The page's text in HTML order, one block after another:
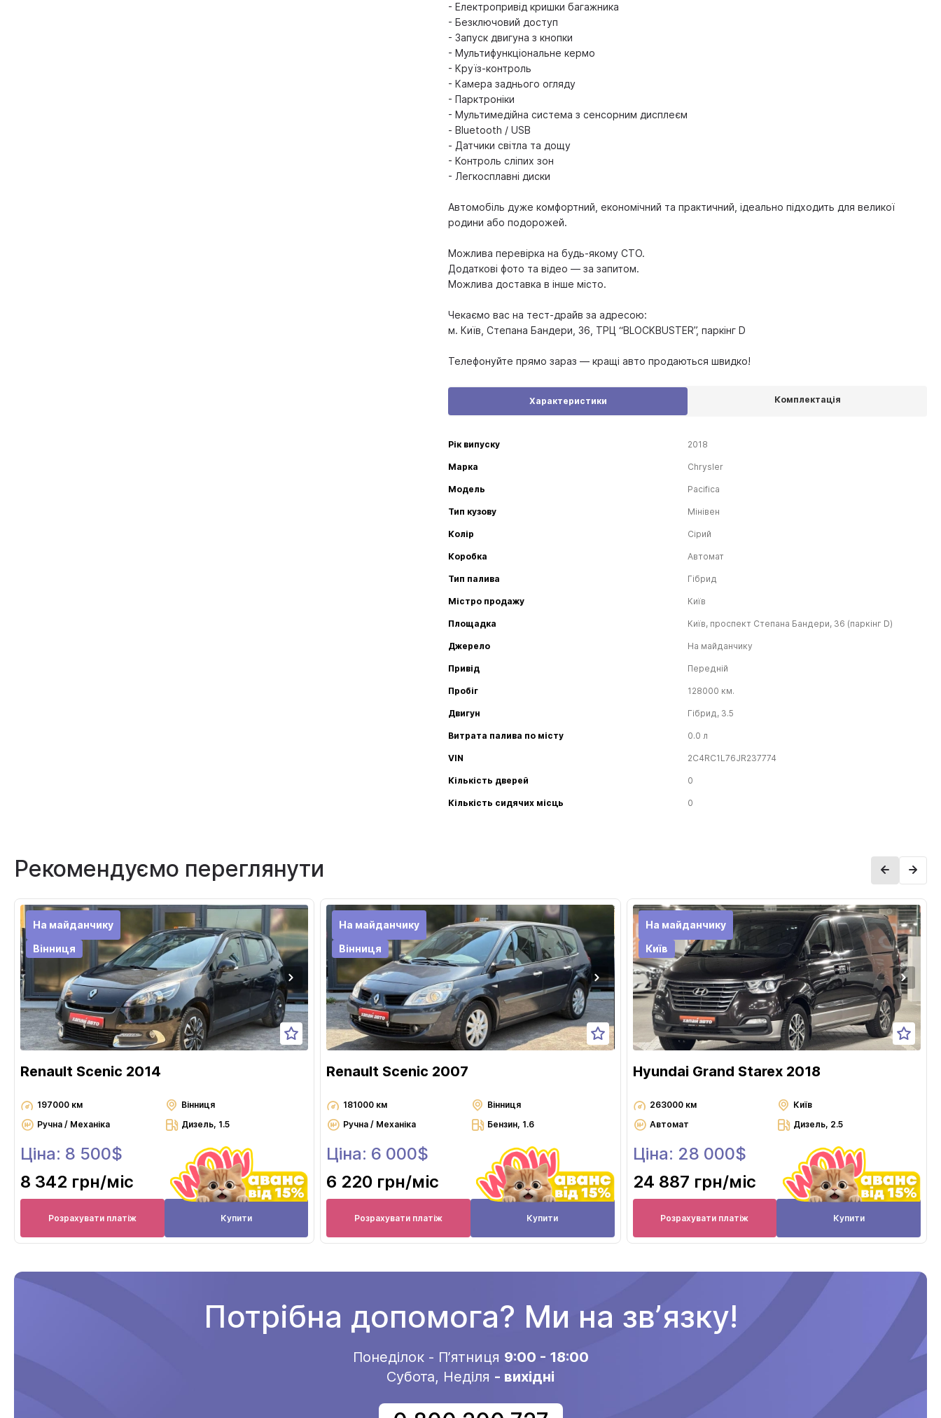
- Електропривід кришки багажника
- Безключовий доступ
- Запуск двигуна з кнопки
- Мультифункціональне кермо
- Круїз-контроль
- Камера заднього огляду
- Парктроніки
- Мультимедійна система з сенсорним дисплеєм
- Bluetooth / USB
- Датчики світла та дощу
- Контроль сліпих зон
- Легкосплавні диски
Автомобіль дуже комфортний, економічний та практичний, ідеально підходить для великої
родини або подорожей.
Можлива перевірка на будь-якому СТО.
Додаткові фото та відео — за запитом.
Можлива доставка в інше місто.
Чекаємо вас на тест-драйв за адресою:
м. Київ, Степана Бандери, 36, ТРЦ “BLOCKBUSTER”, паркінг D
Телефонуйте прямо зараз — кращі авто продаються швидко!
Характеристики Комплектація
Рік випуску 2018
Марка Chrysler
Модель Pacifica
Тип кузову Мінівен
Колір Сірий
Коробка Автомат
Тип палива Гібрид
Містро продажу Київ
Площадка Київ, проспект Степана Бандери, 36 (паркінг D)
Джерело На майданчику
Привід Передній
Пробіг 128000 км.
Двигун Гібрид, 3.5
Витрата палива по місту 0.0 л
VIN 2C4RC1L76JR237774
Кількість дверей 0
Кількість сидячих місць 0
Рекомендуємо переглянути
На майданчику
Вінниця
Renault Scenic 2014
197000 км
Вінниця
Ручна / Механіка
Дизель, 1.5
Ціна: 8 500$
8 342 грн/міс
Розрахувати платіж Купити
На майданчику
Вінниця
Renault Scenic 2007
181000 км
Вінниця
Ручна / Механіка
Бензин, 1.6
Ціна: 6 000$
6 220 грн/міс
Розрахувати платіж Купити
На майданчику
Київ
Hyundai Grand Starex 2018
263000 км
Київ
Автомат
Дизель, 2.5
Ціна: 28 000$
24 887 грн/міс
Розрахувати платіж Купити
Потрібна допомога? Ми на звʼязку!
Понеділок - Пʼятниця 9:00 - 18:00
Субота, Неділя - вихідні